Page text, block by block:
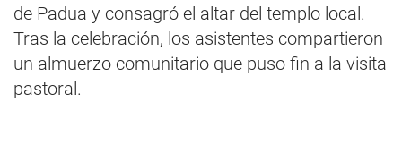
de Padua y consagró el altar del templo local.
Tras la celebración, los asistentes compartieron
un almuerzo comunitario que puso fin a la visita
pastoral.